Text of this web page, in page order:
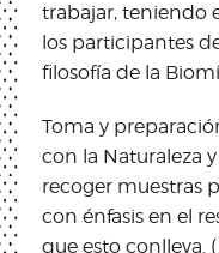
trabajar, teniendo
los participantes
filosofía de la
Toma y
con la Naturaleza
recoger muestras
con énfasis en el
que esto conlleva.